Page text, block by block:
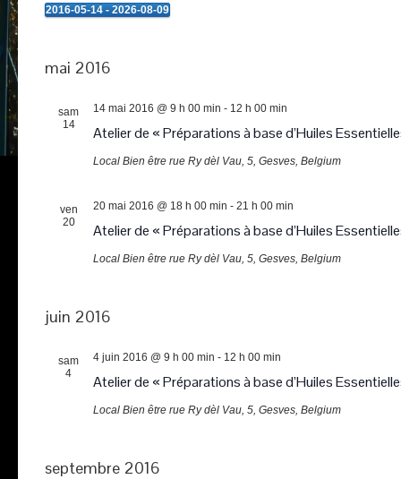
Évènements
2016-05-14 - 2026-08-09
mai 2016
sam
14
Atelier de « Préparations à base d’Huiles
14 mai 2016 @ 9 h 00 min - 12 h 00 min
Local Bien être rue Ry dèl Vau, 5, Gesves, Belgium
ven
20
Atelier de « Préparations à base d’Huiles
20 mai 2016 @ 18 h 00 min - 21 h 00 min
Local Bien être rue Ry dèl Vau, 5, Gesves, Belgium
juin 2016
sam
4
Atelier de « Préparations à base d’Huiles
4 juin 2016 @ 9 h 00 min - 12 h 00 min
Local Bien être rue Ry dèl Vau, 5, Gesves, Belgium
septembre 2016